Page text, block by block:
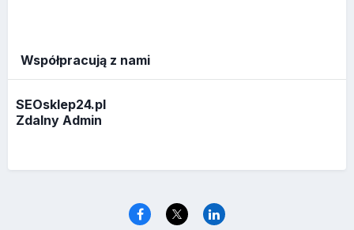
Współpracują z nami
SEOsklep24.pl
Zdalny Admin